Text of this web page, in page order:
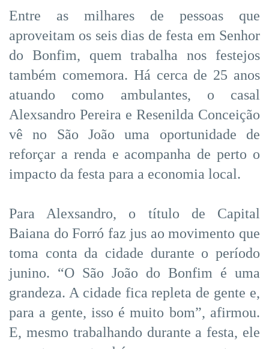
Entre as milhares de pessoas que
aproveitam os seis dias de festa em Senhor
do Bonfim, quem trabalha nos festejos
também comemora. Há cerca de 25 anos
atuando como ambulantes, o casal
Alexsandro Pereira e Resenilda Conceição
vê no São João uma oportunidade de
reforçar a renda e acompanha de perto o
impacto da festa para a economia local.
Para Alexsandro, o título de Capital
Baiana do Forró faz jus ao movimento que
toma conta da cidade durante o período
junino. “O São João do Bonfim é uma
grandeza. A cidade fica repleta de gente e,
para a gente, isso é muito bom”, afirmou.
E, mesmo trabalhando durante a festa, ele